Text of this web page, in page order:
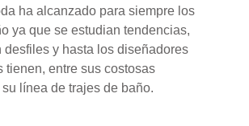
ha alcanzado para siempre los
ya que se estudian tendencias,
desfiles y hasta los diseñadores
tienen, entre sus costosas
línea de trajes de baño.